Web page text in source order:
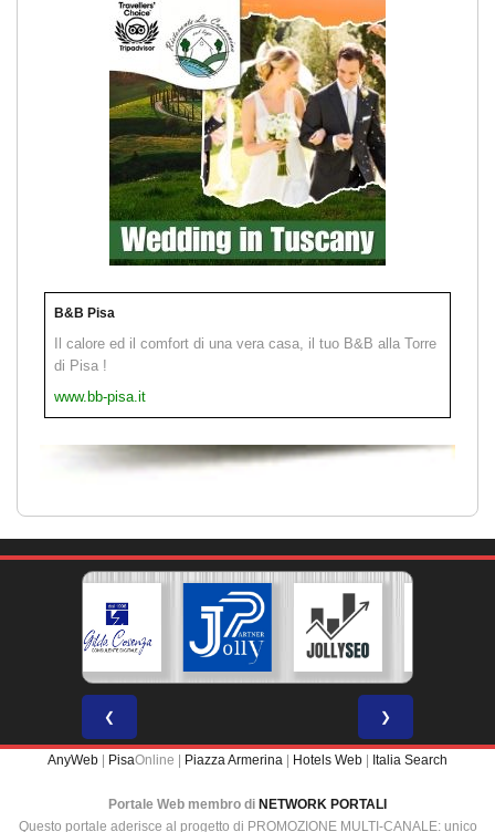
B&B Pisa
Il calore ed il comfort di una vera casa, il tuo B&B alla Torre
di Pisa !
www.bb-pisa.it
❮ ❯
AnyWeb PisaOnline | Piazza Armerina Hotels Web Italia Search
Portale Web membro di NETWORK PORTALI
Questo portale aderisce al progetto di PROMOZIONE MULTI-CANALE: unico